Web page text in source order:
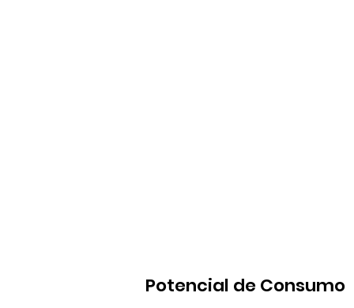
Potencial de Consumo